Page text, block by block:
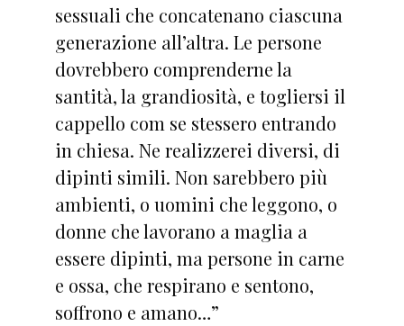
sessuali che concatenano ciascuna
generazione all’altra. Le persone
dovrebbero comprenderne la
santità, la grandiosità, e togliersi il
cappello com se stessero entrando
in chiesa. Ne realizzerei diversi, di
dipinti simili. Non sarebbero più
ambienti, o uomini che leggono, o
donne che lavorano a maglia a
essere dipinti, ma persone in carne
e ossa, che respirano e sentono,
soffrono e amano…”